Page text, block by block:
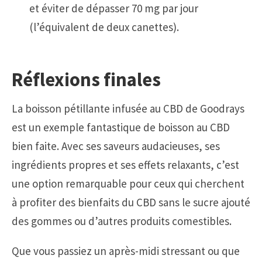
et éviter de dépasser 70 mg par jour
(l’équivalent de deux canettes).
Réflexions finales
La boisson pétillante infusée au CBD de Goodrays
est un exemple fantastique de boisson au CBD
bien faite. Avec ses saveurs audacieuses, ses
ingrédients propres et ses effets relaxants, c’est
une option remarquable pour ceux qui cherchent
à profiter des bienfaits du CBD sans le sucre ajouté
des gommes ou d’autres produits comestibles.
Que vous passiez un après-midi stressant ou que